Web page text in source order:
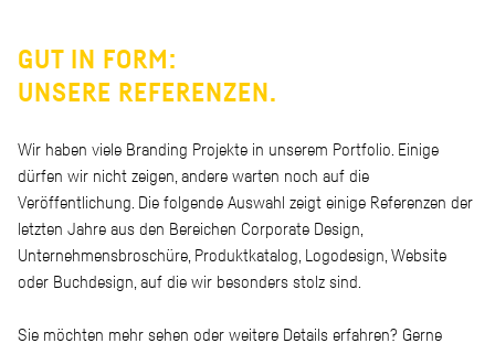
GUT IN FORM:
UNSERE REFERENZEN.
Wir haben viele Branding Projekte in unserem Portfolio. Einige
dürfen wir nicht zeigen, andere warten noch auf die
Veröffentlichung. Die folgende Auswahl zeigt einige Referenzen der
letzten Jahre aus den Bereichen Corporate Design,
Unternehmensbroschüre, Produktkatalog, Logodesign, Website
oder Buchdesign, auf die wir besonders stolz sind.
Sie möchten mehr sehen oder weitere Details erfahren? Gerne